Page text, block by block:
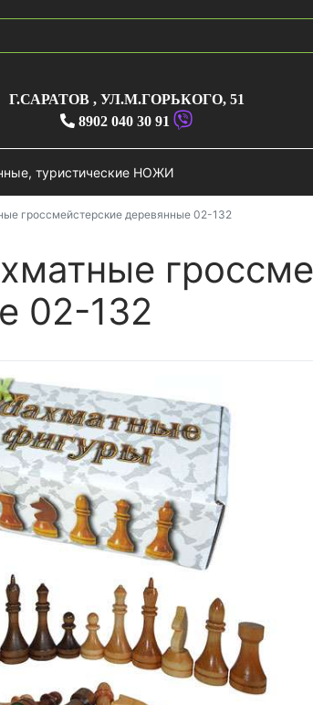
Г.САРАТОВ ,УЛ.М.ГОРЬКОГО, 51
8902 040 30 91
туристические НОЖИ
гроссмейстерские деревянные 02-132
02-132